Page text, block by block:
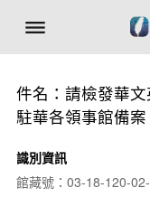
件名：請檢發華
駐華各領事館備案
識別資訊
館藏號：03-18-120-